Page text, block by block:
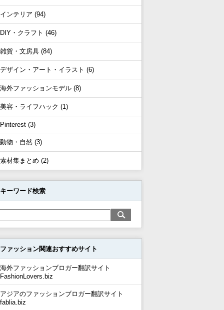
インテリア (94)
DIY・クラフト (46)
雑貨・文房具 (84)
デザイン・アート・イラスト (6)
海外ファッションモデル (8)
美容・ライフハック (1)
Pinterest (3)
動物・自然 (3)
素材集まとめ (2)
キーワード検索
ファッション関連おすすめサイト
海外ファッションブロガー翻訳サイト
FashionLovers.biz
アジアのファッションブロガー翻訳サイト
fablia.biz